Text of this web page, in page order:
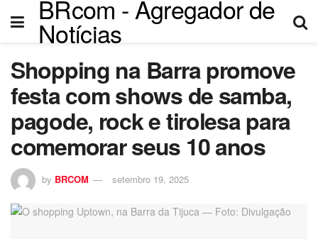
BRcom - Agregador de
Notícias
Shopping na Barra promove
festa com shows de samba,
pagode, rock e tirolesa para
comemorar seus 10 anos
by BRCOM setembro 19, 2025